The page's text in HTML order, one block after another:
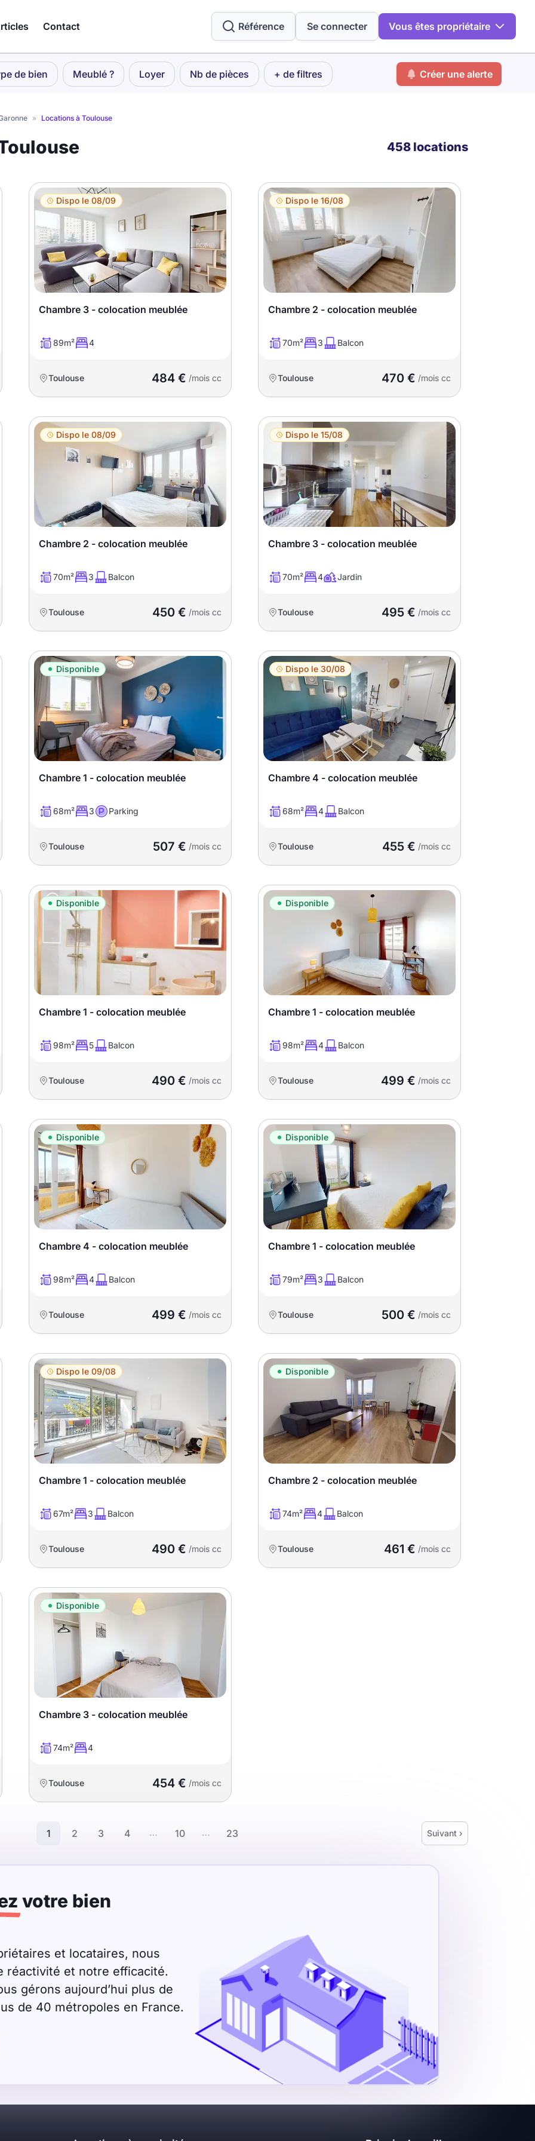
Contact Référence Se connecter Vous êtes propriétaire
de bien Meublé ? Loyer Nb de pièces + de filtres Créer une alerte
» Locations à Toulouse
458 locations
Dispo le 08/09
Chambre 3 - colocation meublée
89m² 4
Toulouse 484 € /mois cc
Dispo le 16/08
Chambre 2 - colocation meublée
70m² 3 Balcon
Toulouse 470 € /mois cc
Dispo le 08/09
Chambre 2 - colocation meublée
70m² 3 Balcon
Toulouse 450 € /mois cc
Dispo le 15/08
Chambre 3 - colocation meublée
70m² 4 Jardin
Toulouse 495 € /mois cc
Disponible
Chambre 1 - colocation meublée
68m² 3 Parking
Toulouse 507 € /mois cc
Dispo le 30/08
Chambre 4 - colocation meublée
68m² 4 Balcon
Toulouse 455 € /mois cc
Disponible
Chambre 1 - colocation meublée
98m² 5 Balcon
Toulouse 490 € /mois cc
Disponible
Chambre 1 - colocation meublée
98m² 4 Balcon
Toulouse 499 € /mois cc
Disponible
Chambre 4 - colocation meublée
98m² 4 Balcon
Toulouse 499 € /mois cc
Disponible
Chambre 1 - colocation meublée
79m² 3 Balcon
Toulouse 500 € /mois cc
Dispo le 09/08
Chambre 1 - colocation meublée
67m² 3 Balcon
Toulouse 490 € /mois cc
Disponible
Chambre 2 - colocation meublée
74m² 4 Balcon
Toulouse 461 € /mois cc
Disponible
Chambre 3 - colocation meublée
74m² 4
Toulouse 454 € /mois cc
1 2 3 4 … 10 … 23 Suivant ›
votre bien
et locataires, nous
réactivité et notre efficacité.
gérons aujourd’hui plus de
de 40 métropoles en France.